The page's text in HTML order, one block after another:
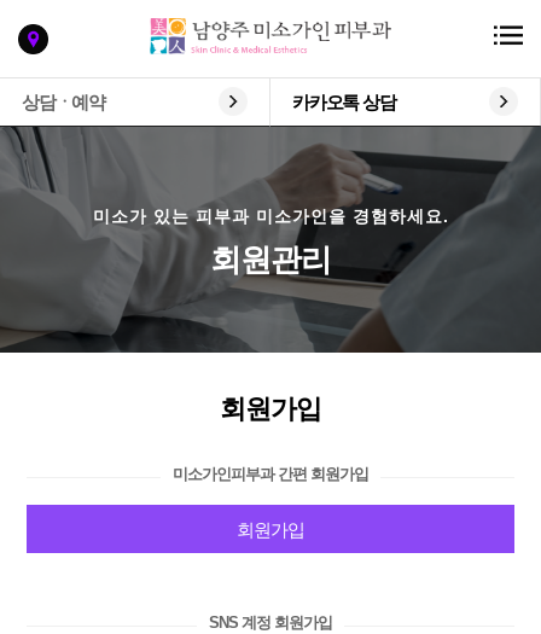
상담ㆍ예약 카카오톡 상담
미소가 있는 피부과 미소가인을 경험하세요.
회원관리
회원가입
미소가인피부과 간편 회원가입
회원가입
SNS 계정 회원가입